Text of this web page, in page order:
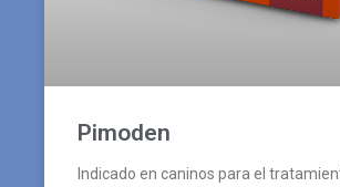
Pimoden
Indicado en caninos para el